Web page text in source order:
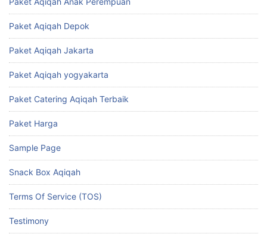
Paket Aqiqah Depok
Paket Aqiqah Jakarta
Paket Aqiqah yogyakarta
Paket Catering Aqiqah Terbaik
Paket Harga
Sample Page
Snack Box Aqiqah
Terms Of Service (TOS)
Testimony